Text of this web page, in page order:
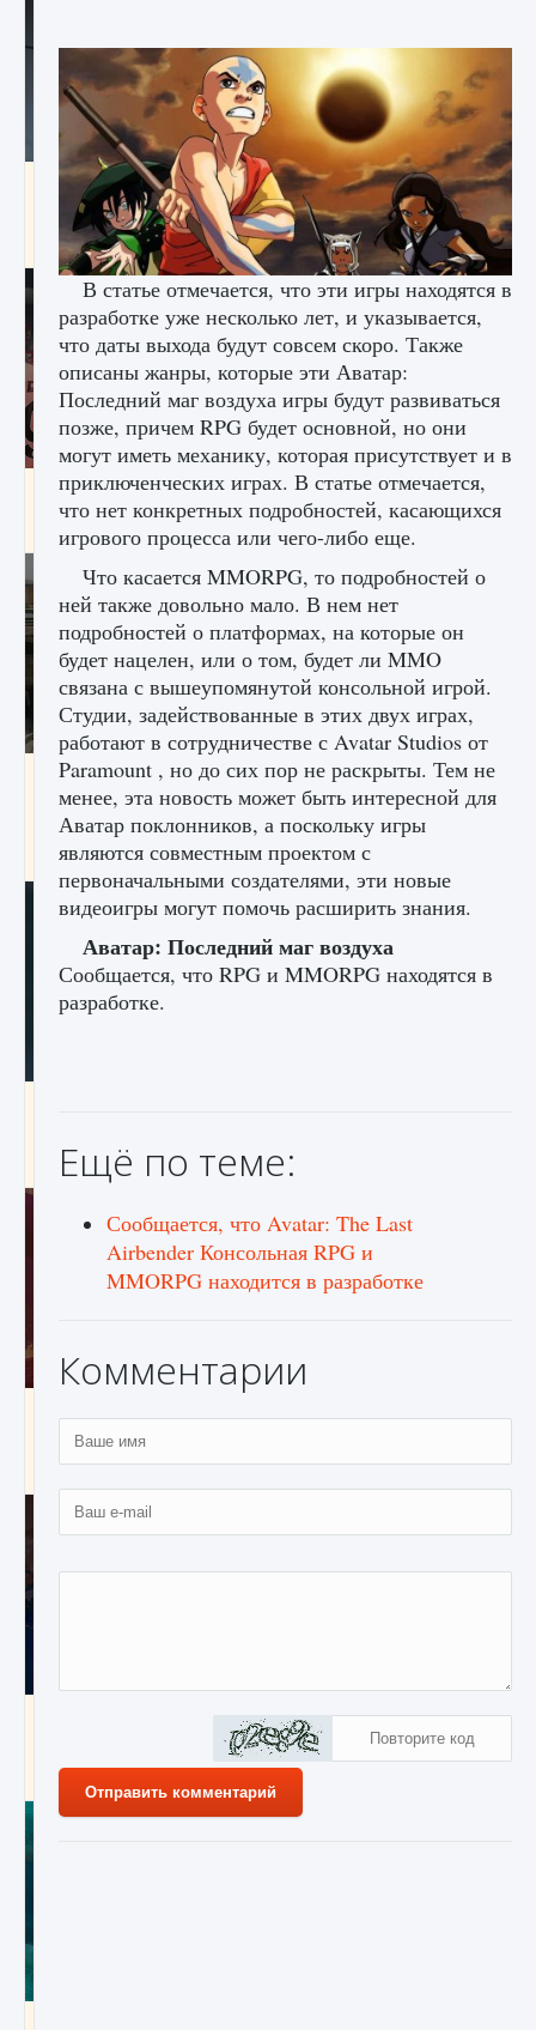
Все новые функции в режиме карьеры EA
FC 25
9 августа 2024 2 096 0 2
Входят ли «Милан» и «Интер» в EA FC 25
2 064
Как исправить текстовую ошибку
пользовательского интерфейса Delta
Force Hawk Ops
9 августа 2024 1 945 0
9 августа 2024 1 286
игре Creatures of Ava
9 августа 2024 1 218 0 0
Как разблокировать заклинание Крист в
1 393
В статье отмечается, что эти игры находятся в
разработке уже несколько лет, и указывается,
что даты выхода будут совсем скоро. Также
описаны жанры, которые эти Аватар:
Последний маг воздуха игры будут развиваться
позже, причем RPG будет основной, но они
могут иметь механику, которая присутствует и в
приключенческих играх. В статье отмечается,
что нет конкретных подробностей, касающихся
игрового процесса или чего-либо еще.
Что касается MMORPG, то подробностей о
ней также довольно мало. В нем нет
подробностей о платформах, на которые он
будет нацелен, или о том, будет ли MMO
связана с вышеупомянутой консольной игрой.
Студии, задействованные в этих двух играх,
работают в сотрудничестве с Avatar Studios от
Paramount , но до сих пор не раскрыты. Тем не
менее, эта новость может быть интересной для
Аватар поклонников, а поскольку игры
являются совместным проектом с
первоначальными создателями, эти новые
видеоигры могут помочь расширить знания.
Аватар: Последний маг воздуха
Сообщается, что RPG и MMORPG находятся в
разработке.
Ещё по теме:
Сообщается, что Avatar: The Last
Airbender Консольная RPG и
MMORPG находится в разработке
Комментарии
Отправить комментарий